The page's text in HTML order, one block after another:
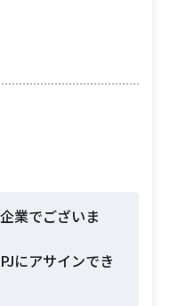
業でございま
にアサインでき